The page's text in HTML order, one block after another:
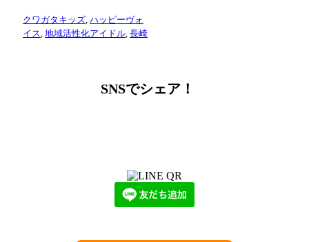
クワガタキッズ, ハッピーヴォ
イス, 地域活性化アイドル, 長崎
SNSでシェア！